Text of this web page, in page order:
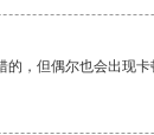
，但偶尔也会出现卡